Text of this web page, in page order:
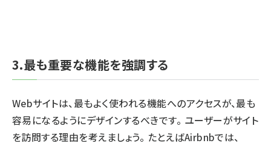
3.最も重要な機能を強調する
Webサイトは、最もよく使われる機能へのアクセスが、最も
容易になるようにデザインするべきです。 ユーザーがサイト
を訪問する理由を考えましょう。 たとえばAirbnbでは、